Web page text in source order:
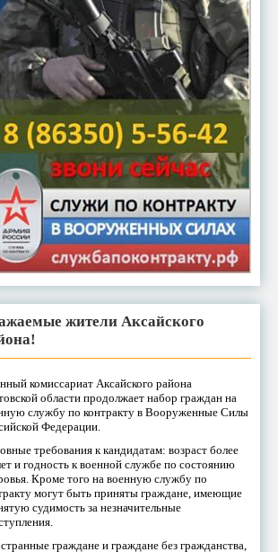
жители Аксайского
комиссариат Аксайского района
области продолжает набор граждан на
службу по контракту в Вооруженные Силы
Федерации.
требования к кандидатам: возраст более
и годность к военной службе по состоянию
Кроме того на военную службу по
могут быть приняты граждане, имеющие
судимость за незначительные
граждане и граждане без гражданства,